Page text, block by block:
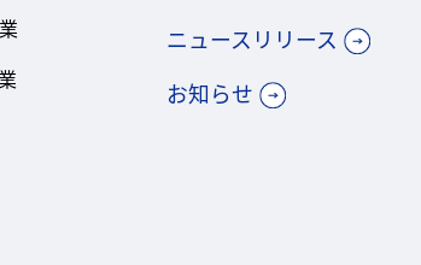
ニュースリリース
お知らせ